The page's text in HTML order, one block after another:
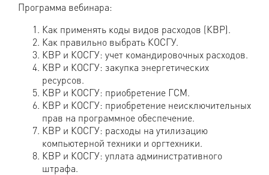
Программа вебинара:
Как применять коды видов расходов (КВР).
Как правильно выбрать КОСГУ.
КВР и КОСГУ: учет командировочных расходов.
КВР и КОСГУ: закупка энергетических
ресурсов.
КВР и КОСГУ: приобретение ГСМ.
КВР и КОСГУ: приобретение неисключительных
прав на программное обеспечение.
КВР и КОСГУ: расходы на утилизацию
компьютерной техники и оргтехники.
КВР и КОСГУ: уплата административного
штрафа.